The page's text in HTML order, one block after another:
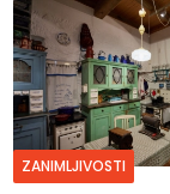
ZANIMLJIVOSTI